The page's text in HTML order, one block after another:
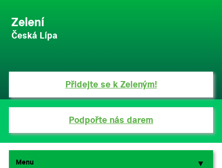
Zelení
Česká Lípa
Přidejte se k Zeleným!
Podpořte nás darem
Menu ▼
▼